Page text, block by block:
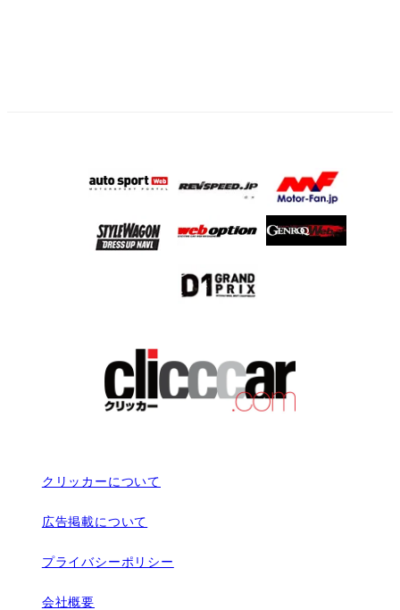
クリッカーについて
広告掲載について
プライバシーポリシー
会社概要